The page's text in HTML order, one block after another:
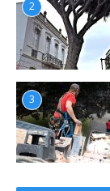
2
3